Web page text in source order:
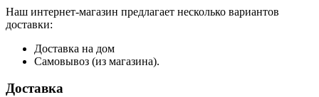
Наш интернет-магазин предлагает несколько вариантов
доставки:
Доставка на дом
Самовывоз (из магазина).
Доставка